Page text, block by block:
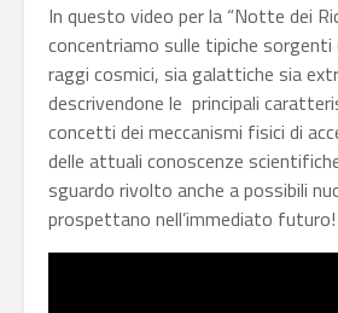
In questo video per la “Notte dei
concentriamo sulle tipiche sorgenti
raggi cosmici, sia galattiche sia
descrivendone le principali
concetti dei meccanismi fisici di
delle attuali conoscenze
sguardo rivolto anche a possibili
prospettano nell’immediato futuro!